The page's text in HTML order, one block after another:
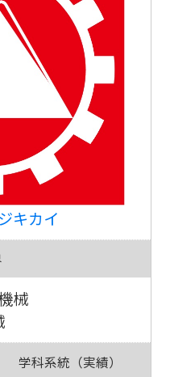
キカイ
械
学科系統（実績）